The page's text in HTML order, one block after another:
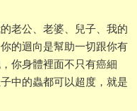
老公、老婆、兒子、我的
的迴向是幫助一切跟你有
你身體裡面不只有癌細
中的蟲都可以超度，就是